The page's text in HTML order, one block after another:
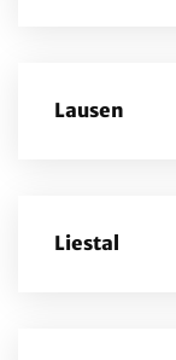
Lausen
Liestal